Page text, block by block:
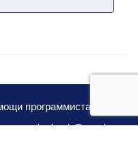
программистам 2026
pbn.book@yandex.ru